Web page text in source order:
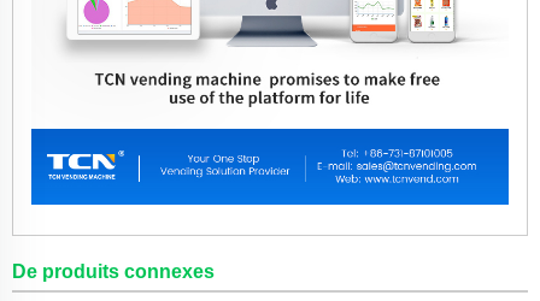
De produits connexes